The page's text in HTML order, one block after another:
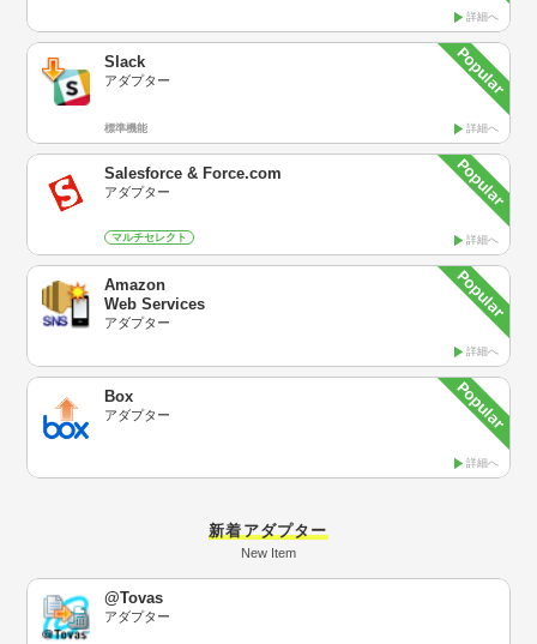
詳細へ
Slack
アダプター
詳細へ
標準機能
Salesforce & Force.com
アダプター
詳細へ
マルチセレクト
Amazon
Web Services
アダプター
詳細へ
Box
アダプター
詳細へ
新着アダプター
New Item
@Tovas
アダプター